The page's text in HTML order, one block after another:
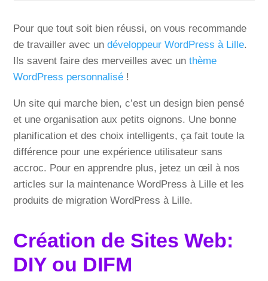
Pour que tout soit bien réussi, on vous recommande
de travailler avec undéveloppeur WordPress à Lille.
Ils savent faire des merveilles avec unthème
WordPress personnalisé !
Un site qui marche bien, c’est un design bien pensé
et une organisation aux petits oignons. Une bonne
planification et des choix intelligents, ça fait toute la
différence pour une expérience utilisateur sans
accroc. Pour en apprendre plus, jetez un œil à nos
articles sur la maintenance WordPress à Lille et les
produits de migration WordPress à Lille.
Création de Sites Web:
DIY ou DIFM